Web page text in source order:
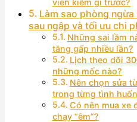
Làm sao phòng
sau ngập và tối ưu chi
Những sai lầm
tăng gấp nhiều lần?
Lịch theo dõi
những mốc nào?
Nên chọn sửa
trong từng tình
Có nên mua xe
chạy “êm”?